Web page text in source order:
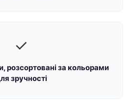
✓
розсортовані за кольорами
зручності